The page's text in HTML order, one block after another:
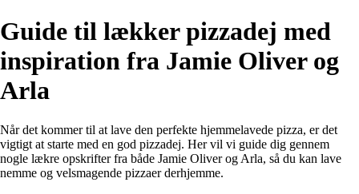
Guide til lækker pizzadej med
inspiration fra Jamie Oliver og
Arla
Når det kommer til at lave den perfekte hjemmelavede pizza, er det
vigtigt at starte med en god pizzadej. Her vil vi guide dig gennem
nogle lækre opskrifter fra både Jamie Oliver og Arla, så du kan lave
nemme og velsmagende pizzaer derhjemme.